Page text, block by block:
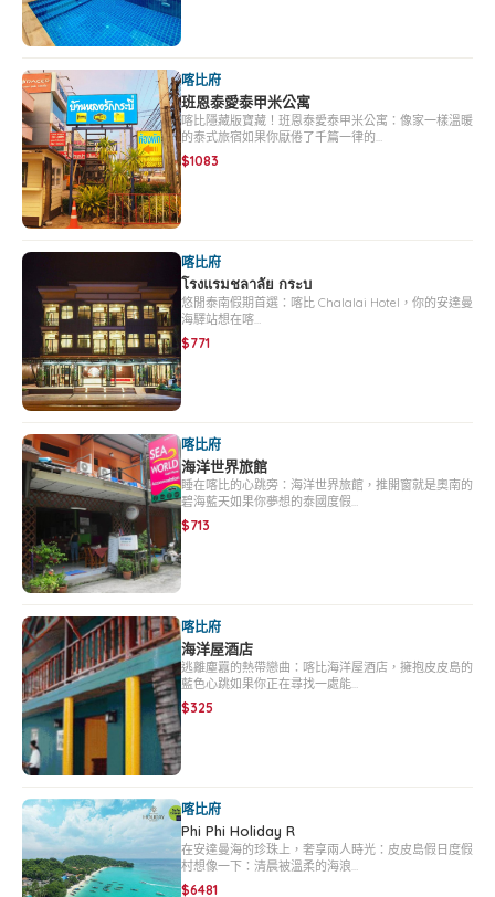
喀比府
班恩泰愛泰甲米公寓
喀比隱藏版寶藏！班恩泰愛泰甲米公寓：像家一樣溫暖
的泰式旅宿如果你厭倦了千篇一律的…
$1083
喀比府
โรงแรมชลาลัย กระบ
悠閒泰南假期首選：喀比 Chalalai Hotel，你的安達曼
海驛站想在喀…
$771
喀比府
海洋世界旅館
睡在喀比的心跳旁：海洋世界旅館，推開窗就是奧南的
碧海藍天如果你夢想的泰國度假…
$713
喀比府
海洋屋酒店
逃離塵囂的熱帶戀曲：喀比海洋屋酒店，擁抱皮皮島的
藍色心跳如果你正在尋找一處能…
$325
喀比府
Phi Phi Holiday R
在安達曼海的珍珠上，奢享兩人時光：皮皮島假日度假
村想像一下：清晨被溫柔的海浪…
$6481